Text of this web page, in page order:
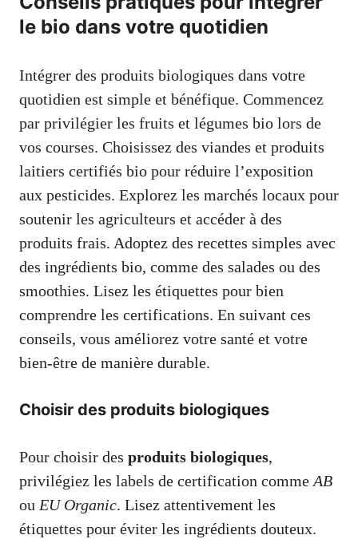
le bio dans votre quotidien
Intégrer des produits biologiques dans votre
quotidien est simple et bénéfique. Commencez
par privilégier les fruits et légumes bio lors de
vos courses. Choisissez des viandes et produits
laitiers certifiés bio pour réduire l’exposition
aux pesticides. Explorez les marchés locaux pour
soutenir les agriculteurs et accéder à des
produits frais. Adoptez des recettes simples avec
des ingrédients bio, comme des salades ou des
smoothies. Lisez les étiquettes pour bien
comprendre les certifications. En suivant ces
conseils, vous améliorez votre santé et votre
bien-être de manière durable.
Choisir des produits biologiques
Pour choisir des produits biologiques,
privilégiez les labels de certification comme AB
ou EU Organic. Lisez attentivement les
étiquettes pour éviter les ingrédients douteux.